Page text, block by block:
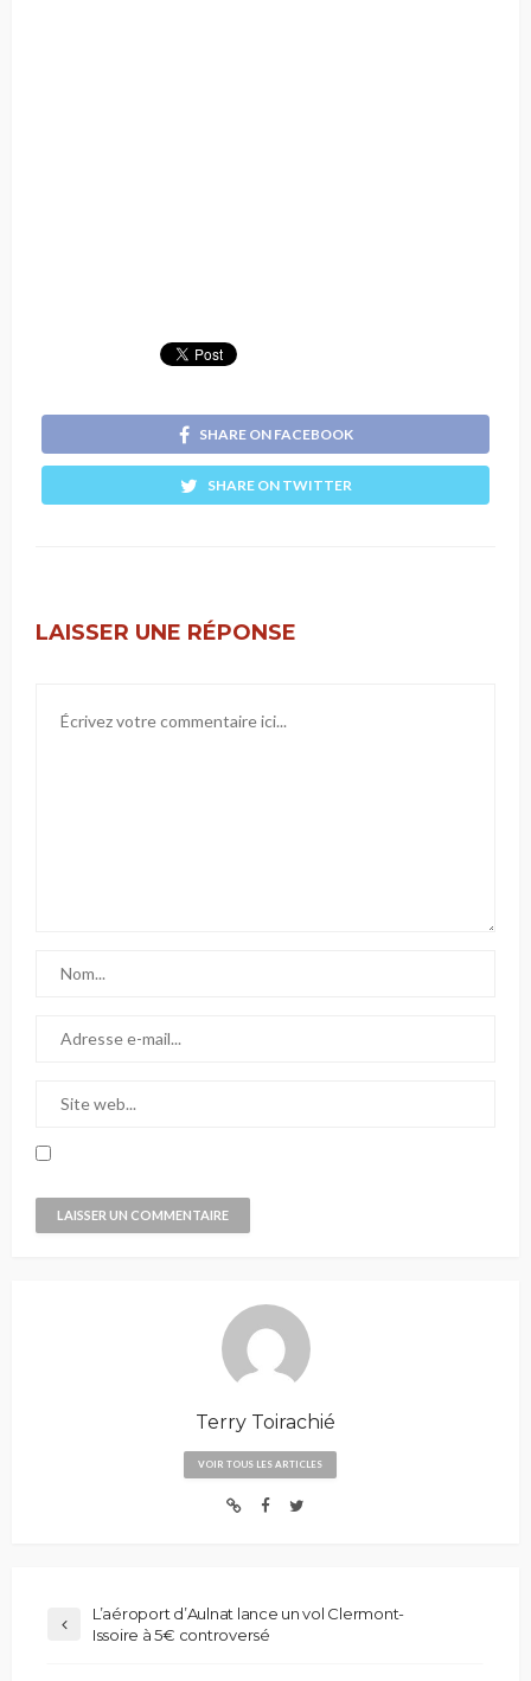
SHARE ON FACEBOOK
SHARE ON TWITTER
LAISSER UNE RÉPONSE
Terry Toirachié
VOIR TOUS LES ARTICLES
L’aéroport d’Aulnat lance un vol Clermont-
Issoire à 5€ controversé